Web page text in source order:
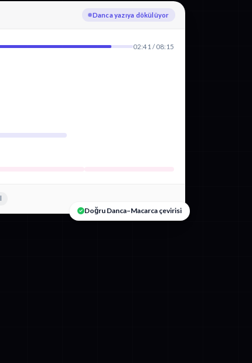
Macarca diline çevriliyor
02:41 / 08:15
Doğru Danca–Macarca çevirisi